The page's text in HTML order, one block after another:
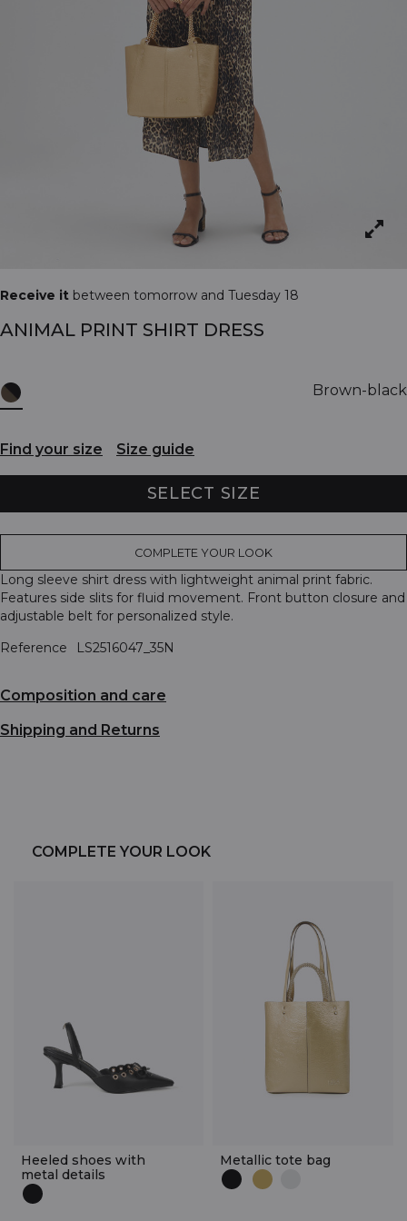
Receive it between tomorrow and Tuesday 18
ANIMAL PRINT SHIRT DRESS
Brown-black
Find your size Size guide
SELECT SIZE
COMPLETE YOUR LOOK
Long sleeve shirt dress with lightweight animal print fabric.
Features side slits for fluid movement. Front button closure and
adjustable belt for personalized style.
Reference
LS2516047_35N
Composition and care
Shipping and Returns
COMPLETE YOUR LOOK
Heeled shoes with
metal details
Metallic tote bag